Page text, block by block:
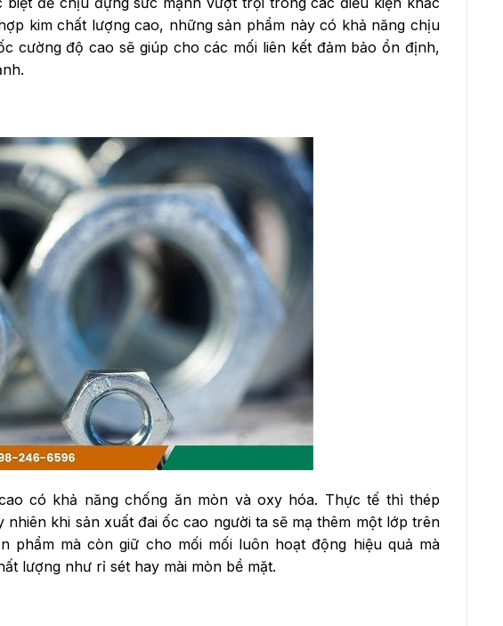
kim chất lượng cao, những sản phẩm này có khả năng chịu
cường độ cao sẽ giúp cho các mối liên kết đảm bảo ổn định,
có khả năng chống ăn mòn và oxy hóa. Thực tế thì thép
khi sản xuất đai ốc cao người ta sẽ mạ thêm một lớp trên
phẩm mà còn giữ cho mối mối luôn hoạt động hiệu quả mà
lượng như rỉ sét hay mài mòn bề mặt.